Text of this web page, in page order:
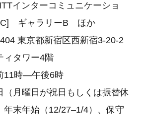
インターコミュニケーショ
ギャラリーB ほか
東京都新宿区西新宿3-20-2
タワー4階
11時—午後6時
（月曜日が祝日もしくは振替休
年末年始（12/27–1/4）、保守